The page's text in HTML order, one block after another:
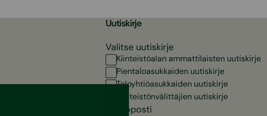
Uutiskirje
Valitse uutiskirje
Kiinteistöalan ammattilaisten uutiskirje
Pientaloasukkaiden uutiskirje
Taloyhtiöasukkaiden uutiskirje
Kiinteistönvälittäjien uutiskirje
Sähköposti